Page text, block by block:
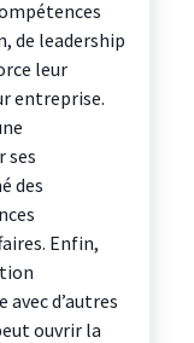
de leadership
leur
entreprise.
ses
des
Enfin,
d’autres
ouvrir la